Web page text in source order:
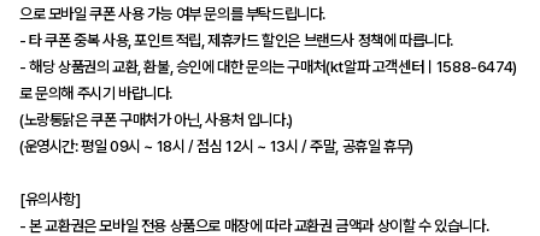
으로 모바일 쿠폰 사용 가능 여부 문의를 부탁드립니다.
- 타 쿠폰 중복 사용, 포인트 적립, 제휴카드 할인은 브랜드사 정책에 따릅니다.
- 해당 상품권의 교환, 환불, 승인에 대한 문의는 구매처(kt알파 고객센터ㅣ1588-6474)
로 문의해 주시기 바랍니다.
(노랑통닭은 쿠폰 구매처가 아닌, 사용처 입니다.)
(운영시간: 평일 09시 ~ 18시 / 점심 12시 ~ 13시 / 주말, 공휴일 휴무)
[유의사항]
- 본 교환권은 모바일 전용 상품으로 매장에 따라 교환권 금액과 상이할 수 있습니다.